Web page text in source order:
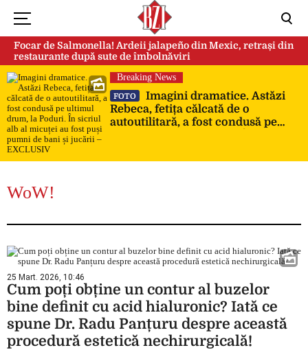
Focar de Salmonella! Ardeii jalapeño din Mexic, retrași din
restaurante după sute de îmbolnăviri
Breaking News
FOTO
Imagini dramatice. Astăzi
Rebeca, fetița călcată de o
autoutilitară, a fost condusă pe
de bani și jucării – EXCLUSIV
WoW!
25 Mart. 2026, 10:46
Cum poți obține un contur al buzelor
bine definit cu acid hialuronic? Iată ce
spune Dr. Radu Panțuru despre această
procedură estetică nechirurgicală!